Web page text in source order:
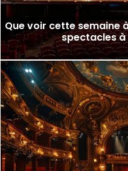
Que voir cette semaine
spectacles